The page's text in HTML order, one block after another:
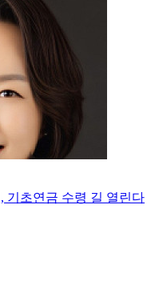
기초연금 수령 길 열린다